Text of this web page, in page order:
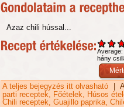
Azaz chili hússal...
Average:
hány
A teljes bejegyzés itt olvasható
parti receptek
Főételek Húsos
Chili receptek Guajillo paprika